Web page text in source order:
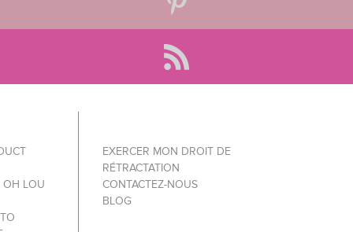
OH LOU
EXERCER MON DROIT DE
RÉTRACTATION
CONTACTEZ-NOUS
BLOG